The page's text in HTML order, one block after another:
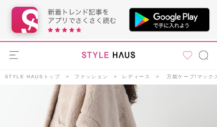
STYLE HAUSトップ ファッション レディース 万能ケープ!マック